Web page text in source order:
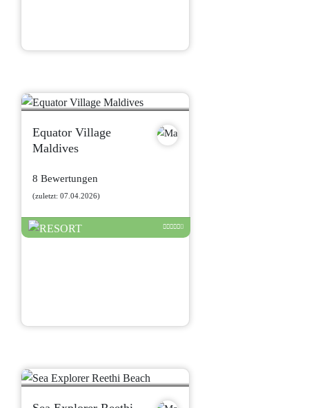
Equator Village
Maldives
8 Bewertungen
(zuletzt: 07.04.2026)